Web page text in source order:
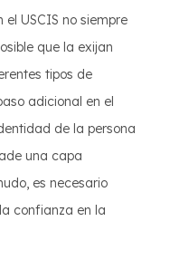
USCIS no siempre
que la exijan
tipos de
adicional en el
de la persona
una capa
es necesario
confianza en la